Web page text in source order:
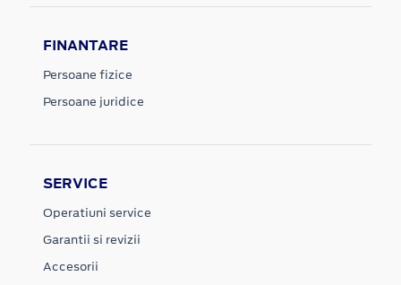
FINANTARE
Persoane fizice
Persoane juridice
SERVICE
Operatiuni service
Garantii si revizii
Accesorii